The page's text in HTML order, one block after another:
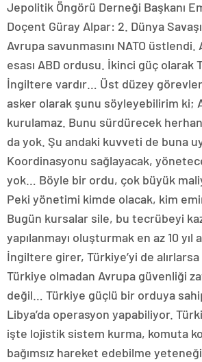
Jepolitik Öngörü Derneği Başkanı
Doçent Güray Alpar: 2. Dünya
Avrupa savunmasını NATO üstlendi.
esası ABD ordusu. İkinci güç olarak
İngiltere vardır… Üst düzey
asker olarak şunu söyleyebilirim ki;
kurulamaz. Bunu sürdürecek
da yok. Şu andaki kuvveti de buna
Koordinasyonu sağlayacak,
yok… Böyle bir ordu, çok büyük
Peki yönetimi kimde olacak, kim
Bugün kursalar sile, bu tecrübeyi
yapılanmayı oluşturmak en az 10 yıl
İngiltere girer, Türkiye’yi de
Türkiye olmadan Avrupa güvenliği
değil… Türkiye güçlü bir orduya
Libya’da operasyon yapabiliyor.
işte lojistik sistem kurma, komuta
bağımsız hareket edebilme yeteneği